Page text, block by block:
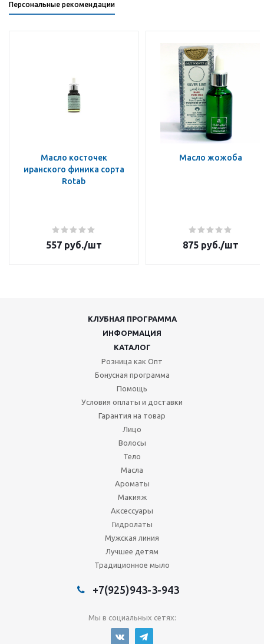
Персональные рекомендации
Масло косточек
иранского финика сорта
Rotab
557руб./шт
Масло жожоба
875руб./шт
КЛУБНАЯ ПРОГРАММА
ИНФОРМАЦИЯ
КАТАЛОГ
Розница как Опт
Бонусная программа
Помощь
Условия оплаты и доставки
Гарантия на товар
Лицо
Волосы
Тело
Масла
Ароматы
Макияж
Аксессуары
Гидролаты
Мужская линия
Лучшее детям
Традиционное мыло
+7(925)943-3-943
Мы в социальных сетях: